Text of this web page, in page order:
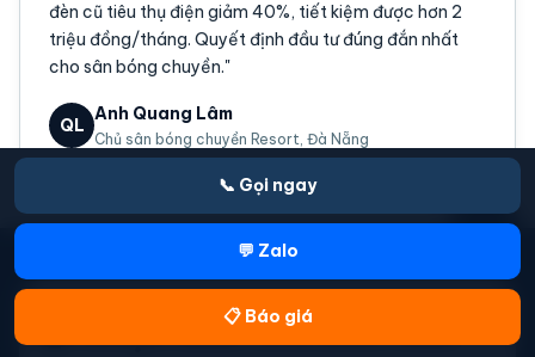
đèn cũ tiêu thụ điện giảm 40%, tiết kiệm được hơn 2
triệu đồng/tháng. Quyết định đầu tư đúng đắn nhất
cho sân bóng chuyền."
QL
Anh Quang Lâm
Chủ sân bóng chuyền Resort, Đà Nẵng
🏐 Nhận Báo Giá Đèn Sân
📞 Gọi ngay
💬 Zalo
📋 Báo giá
🏐